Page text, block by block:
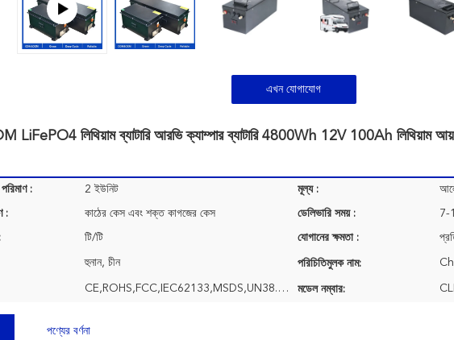
এখন যোগাযোগ
লিথিয়াম ব্যাটারি আরভি ক্যাম্পার ব্যাটারি 4800Wh 12V 100Ah লিথিয়াম আয়ন
: 2 ইউনিট মূল্য :
: কাঠের কেস এবং শক্ত কাগজের কেস ডেলিভারি সময় : 7-
টি/টি যোগানের ক্ষমতা :
হুনান, চীন পরিচিতিমুলক নাম:
CE,ROHS,FCC,IEC62133,MSDS,UN38.3, UL, etc মডেল নম্বার:
পণ্যের বর্ণনা